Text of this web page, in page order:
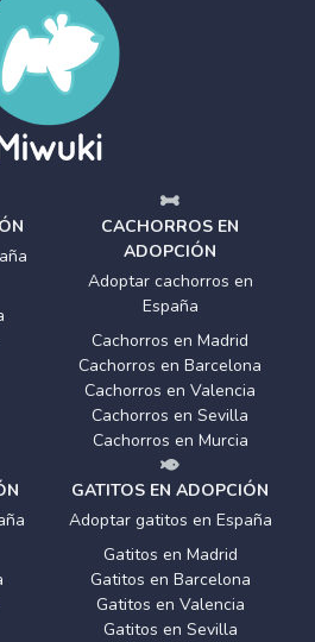
CACHORROS EN
ADOPCIÓN
Adoptar cachorros en
España
Cachorros en Madrid
Cachorros en Barcelona
Cachorros en Valencia
Cachorros en Sevilla
Cachorros en Murcia
GATITOS EN ADOPCIÓN
Adoptar gatitos en España
Gatitos en Madrid
Gatitos en Barcelona
Gatitos en Valencia
Gatitos en Sevilla